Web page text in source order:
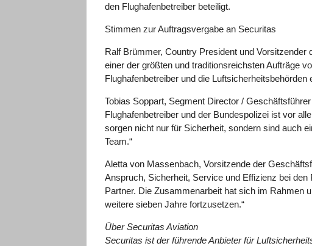
den Flughafenbetreiber beteiligt.
Stimmen zur Auftragsvergabe an Securitas
Ralf Brümmer, Country President und
einer der größten und traditionsreichsten Aufträge
Flughafenbetreiber und die
Tobias Soppart, Segment Director /
Flughafenbetreiber und der Bundespolizei ist vor
sorgen nicht nur für Sicherheit, sondern sind auch
Team.“
Aletta von Massenbach, Vorsitzende der
Anspruch, Sicherheit, Service und Effizienz bei
Partner. Die Zusammenarbeit hat sich im Rahmen
weitere sieben Jahre fortzusetzen.“
Über Securitas Aviation
Securitas ist der führende Anbieter für